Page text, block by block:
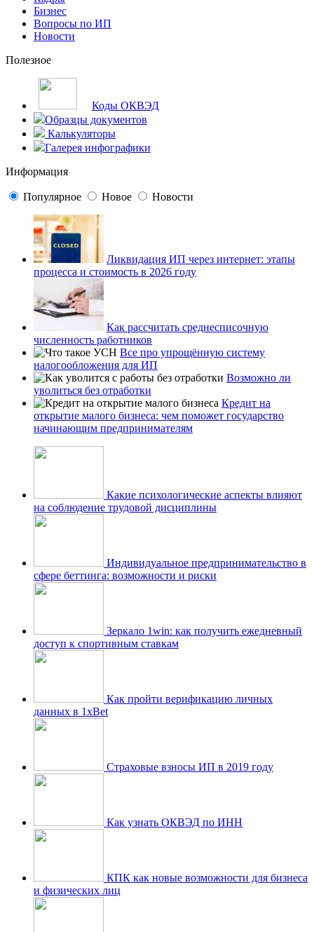
Бизнес
Вопросы по ИП
Новости
Полезное
Коды ОКВЭД
Образцы документов
Калькуляторы
Галерея инфографики
Информация
Популярное Новое Новости
Ликвидация ИП через интернет: этапы
процесса и стоимость в 2026 году
Как рассчитать среднесписочную
численность работников
Все про упрощённую систему
налогообложения для ИП
Возможно ли
уволиться без отработки
Кредит на
открытие малого бизнеса: чем поможет государство
начинающим предпринимателям
Какие психологические аспекты влияют
на соблюдение трудовой дисциплины
Индивидуальное предпринимательство в
сфере беттинга: возможности и риски
Зеркало 1win: как получить ежедневный
доступ к спортивным ставкам
Как пройти верификацию личных
данных в 1xBet
Страховые взносы ИП в 2019 году
Как узнать ОКВЭД по ИНН
КПК как новые возможности для бизнеса
и физических лиц